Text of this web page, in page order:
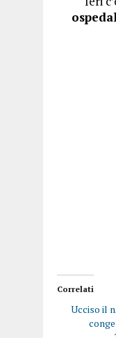
Correlati
Ucciso il